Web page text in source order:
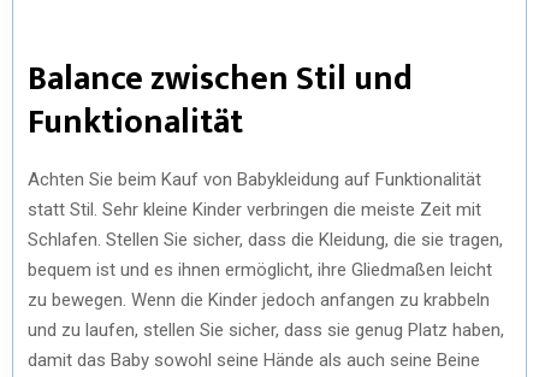
Balance zwischen Stil und
Funktionalität
Achten Sie beim Kauf von Babykleidung auf Funktionalität
statt Stil. Sehr kleine Kinder verbringen die meiste Zeit mit
Schlafen. Stellen Sie sicher, dass die Kleidung, die sie tragen,
bequem ist und es ihnen ermöglicht, ihre Gliedmaßen leicht
zu bewegen. Wenn die Kinder jedoch anfangen zu krabbeln
und zu laufen, stellen Sie sicher, dass sie genug Platz haben,
damit das Baby sowohl seine Hände als auch seine Beine